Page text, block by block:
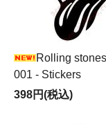
Rolling
001 - Stickers
398円(税込)